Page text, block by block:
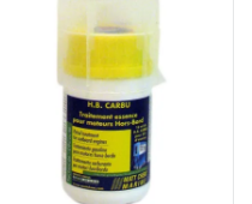
: Embase 280/290
Motoriste : Volvo Penta